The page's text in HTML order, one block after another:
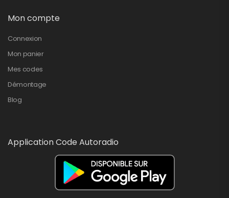
Mon compte
Connexion
Mon panier
Mes codes
Démontage
Blog
Application Code Autoradio